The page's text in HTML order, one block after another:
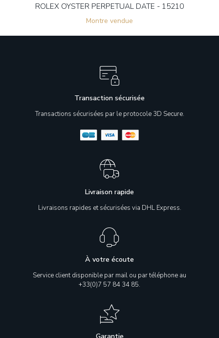
ROLEX OYSTER PERPETUAL DATE - 15210
Montre vendue
Transaction sécurisée
Transactions sécurisées par le protocole 3D Secure.
Livraison rapide
Livraisons rapides et sécurisées via DHL Express.
À votre écoute
Service client disponible par mail ou par téléphone au
+33(0)7 57 84 34 85.